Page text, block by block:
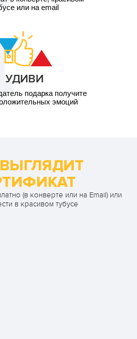
или на email
УДИВИ
подарка получите
эмоций
(в конверте или на Email) или
в красивом тубусе